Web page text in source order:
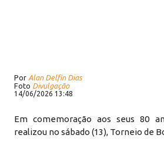
Por Alan Delfin Dias
Foto Divulgação
14/06/2026 13:48
Em comemoração aos seus 80
realizou no sábado (13), Torneio de